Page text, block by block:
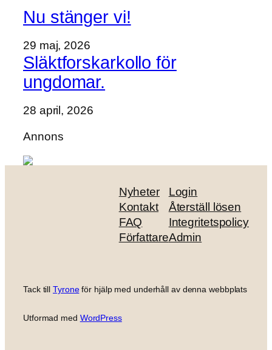
Nu stänger vi!
29 maj, 2026
Släktforskarkollo för
ungdomar.
28 april, 2026
Annons
Nyheter
Kontakt
FAQ
Författare
Login
Återställ lösen
Integritetspolicy
Admin
Tack tillTyroneför hjälp med underhåll av denna webbplats
Utformad med WordPress